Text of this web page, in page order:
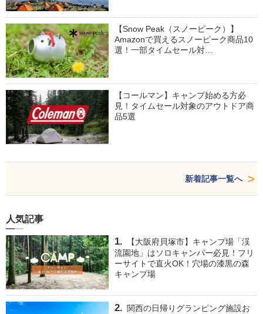
【Snow Peak（スノーピーク）】
Amazonで買えるスノーピーク商品10
選！一部タイムセール対…
【コールマン】キャンプ始める方必
見！タイムセール対象のアウトドア商
品5選
新着記事一覧へ
人気記事
【大阪府貝塚市】キャンプ場「渓
流園地」はソロキャンパー必見！フリ
ーサイトで直火OK！穴場の漆黒の森
キャンプ場
関西の日帰りグランピング施設お